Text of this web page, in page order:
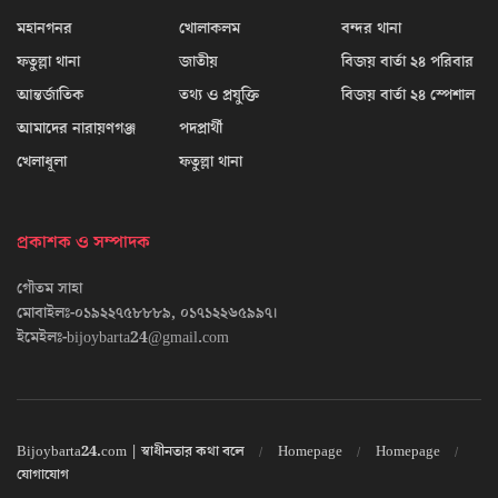
মহানগনর
ফতুল্লা থানা
আন্তর্জাতিক
আমাদের নারায়ণগঞ্জ
খেলাধূলা
খোলাকলম
জাতীয়
তথ্য ও প্রযুক্তি
পদপ্রার্থী
ফতুল্লা থানা
বন্দর থানা
বিজয় বার্তা ২৪ পরিবার
বিজয় বার্তা ২৪ স্পেশাল
প্রকাশক ও সম্পাদক
গৌতম সাহা
মোবাইলঃ-০১৯২২৭৫৮৮৮৯, ০১৭১২২৬৫৯৯৭।
ইমেইলঃ-bijoybarta24@gmail.com
Bijoybarta24.com | স্বাধীনতার কথা বলে Homepage
Homepage
যোগাযোগ